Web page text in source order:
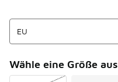
Wähle eine Größe aus